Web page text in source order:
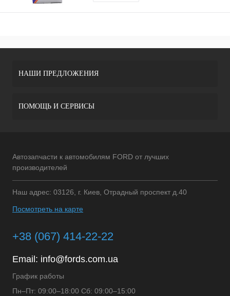
НАШИ ПРЕДЛОЖЕНИЯ
ПОМОЩЬ И СЕРВИСЫ
Автозапчасти к автомобилям FORD от лучших
производителей
Наш адрес: 03126, г. Киев, Отрадный проспект д.40
Посмотреть на карте
+38 (067) 414-22-22
Email: info@fords.com.ua
График работы
Пн–Пт: 09:00–18:00 Сб: 09:00–15:00